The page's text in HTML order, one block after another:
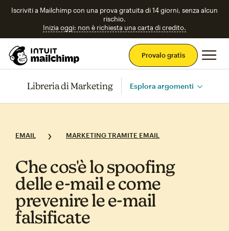
Iscriviti a Mailchimp con una prova gratuita di 14 giorni, senza alcun
rischio.
Inizia oggi: non è richiesta una carta di credito.
Provalo gratis
Libreria di Marketing Esplora argomenti
EMAIL MARKETING TRAMITE EMAIL
Che cos'è lo spoofing
delle e‑mail e come
prevenire le e‑mail
falsificate